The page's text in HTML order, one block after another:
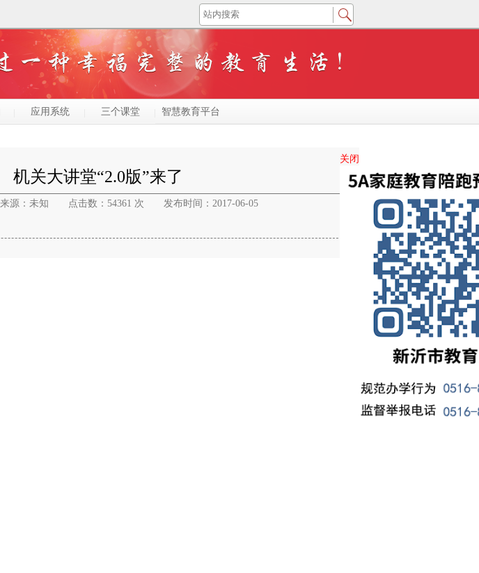
应用系统 三个课堂 智慧教育平台
机关大讲堂“2.0版”来了
来源：未知 点击数：54361 次
发布时间：2017-06-05
关闭